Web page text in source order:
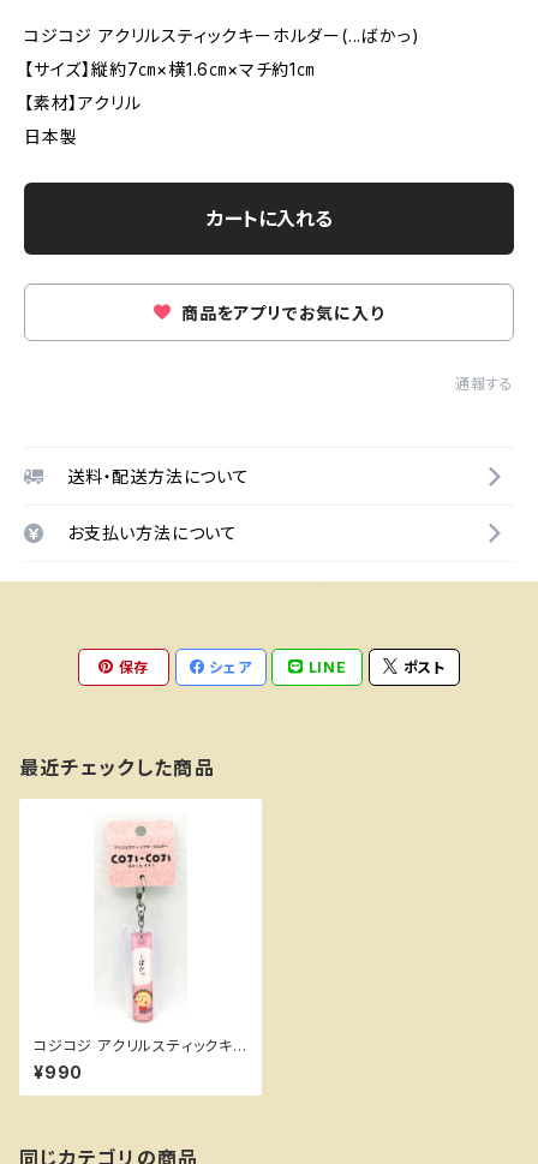
コジコジ アクリルスティックキーホルダー(...ばかっ)
【サイズ】縦約7㎝×横1.6㎝×マチ約1㎝
【素材】アクリル
日本製
カートに入れる
商品をアプリでお気に入り
通報する
送料・配送方法について
お支払い方法について
保存 シェア LINE ポスト
最近チェックした商品
コジコジ アクリルスティックキ
ーホルダー(...ばかっ) ちびまる
子ちゃんランド
¥990
同じカテゴリの商品